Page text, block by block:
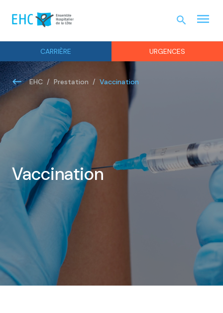
CARRIÈRE URGENCES
search menu
EHC Prestation Vaccination
Vaccination